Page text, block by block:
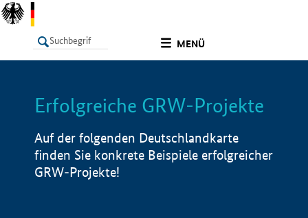
MENÜ
LISTE Info
Erfolgreiche GRW-Projekte
Auf der folgenden Deutschlandkarte
finden Sie konkrete Beispiele erfolgreicher
GRW-Projekte!